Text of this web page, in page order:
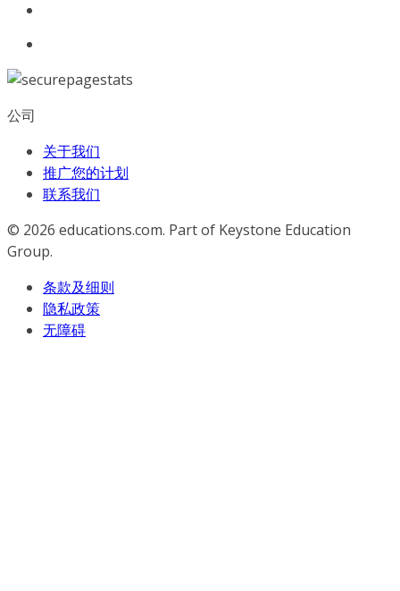
公司
关于我们
推广您的计划
联系我们
© 2026 educations.com. Part of Keystone Education
Group.
条款及细则
隐私政策
无障碍